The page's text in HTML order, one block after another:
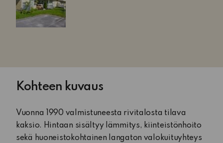
Kohteen kuvaus
Vuonna 1990 valmistuneesta rivitalosta tilava
kaksio. Hintaan sisältyy lämmitys, kiinteistönhoito
sekä huoneistokohtainen langaton valokuituyhteys